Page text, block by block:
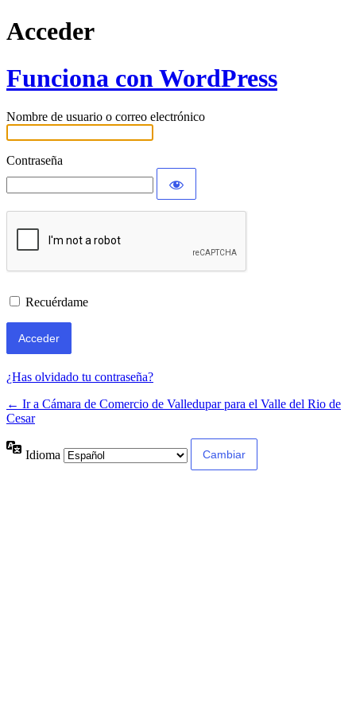
Acceder
Funciona con WordPress
Nombre de usuario o correo electrónico
Contraseña
Recuérdame
¿Has olvidado tu contraseña?
← Ir a Cámara de Comercio de Valledupar para el Valle del Rio de
Cesar
Idioma